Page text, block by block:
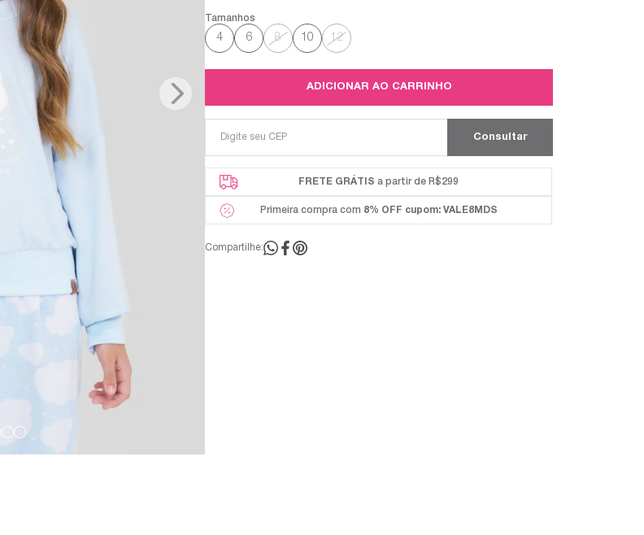
4 6 8 10 12
ADICIONAR AO CARRINHO
FRETE GRÁTIS a partir de R$299
Primeira compra com 8% OFF cupom: VALE8MDS
Compartilhe: